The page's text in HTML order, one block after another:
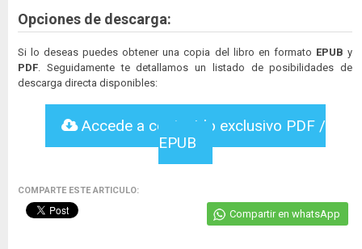
Opciones de descarga:
Si lo deseas puedes obtener una copia del libro en formato EPUB y
PDF . Seguidamente te detallamos un listado de posibilidades de
descarga directa disponibles:
Accede a contenido exclusivo PDF /
EPUB
COMPARTE ESTE ARTICULO:
Compartir en whatsApp